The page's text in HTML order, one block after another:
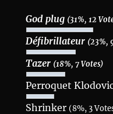
God plug (31%, 12
Défibrillateur (23%,
Tazer (18%, 7 Votes)
Perroquet
Shrinker(8%, 3